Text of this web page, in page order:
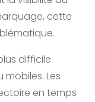
cette
difficile
Les
en temps